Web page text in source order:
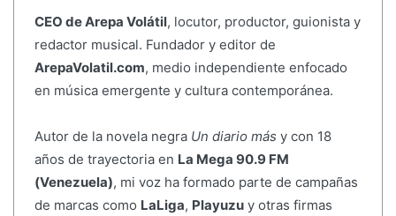
CEO de Arepa Volátil, locutor, productor, guionista y
redactor musical. Fundador y editor de
ArepaVolatil.com, medio independiente enfocado
en música emergente y cultura contemporánea.
Autor de la novela negra Un diario más y con 18
años de trayectoria en La Mega 90.9 FM
(Venezuela), mi voz ha formado parte de campañas
de marcas como LaLiga, Playuzuy otras firmas